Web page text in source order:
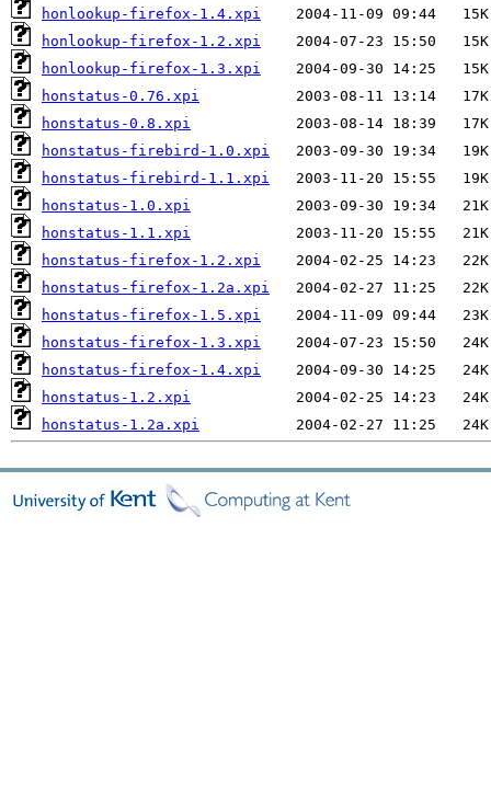
honlookup-firefox-1.4.xpi
honlookup-firefox-1.2.xpi
honlookup-firefox-1.3.xpi
honstatus-0.76.xpi
honstatus-0.8.xpi
honstatus-firebird-1.0.xpi
honstatus-firebird-1.1.xpi
honstatus-1.0.xpi
honstatus-1.1.xpi
honstatus-firefox-1.2.xpi
honstatus-firefox-1.2a.xpi
honstatus-firefox-1.5.xpi
honstatus-firefox-1.3.xpi
honstatus-firefox-1.4.xpi
honstatus-1.2.xpi
honstatus-1.2a.xpi